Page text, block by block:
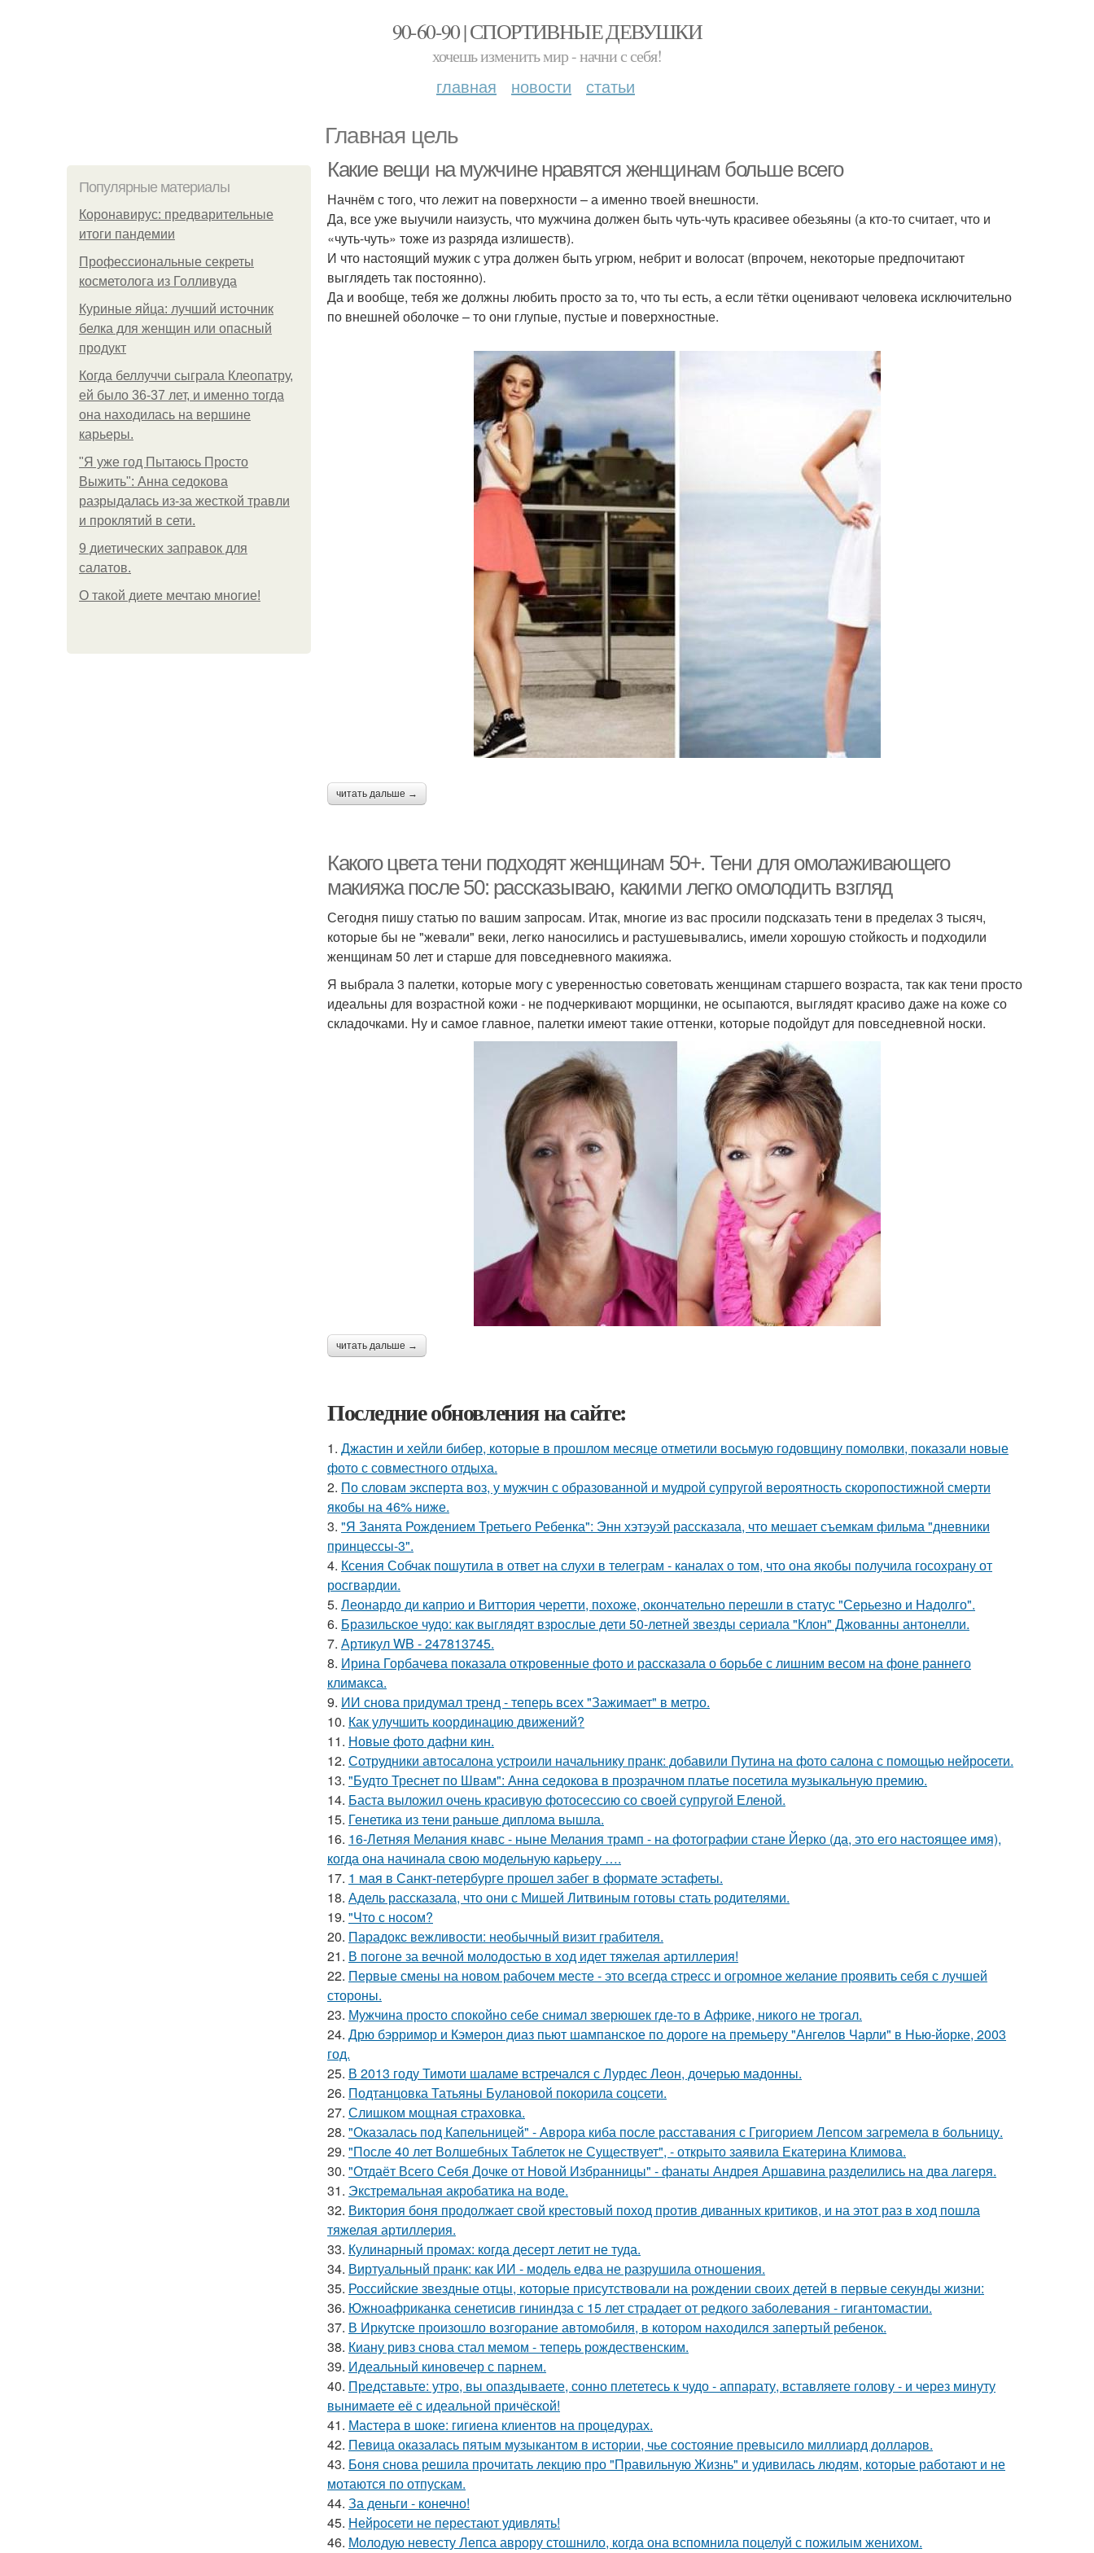
90-60-90 | СПОРТИВНЫЕ ДЕВУШКИ
хочешь изменить мир - начни с себя!
главная новости статьи
Главная цель
Популярные материалы
Коронавирус: предварительные
итоги пандемии
Профессиональные секреты
косметолога из Голливуда
Куриные яйца: лучший источник
белка для женщин или опасный
продукт
Когда беллуччи сыграла Клеопатру,
ей было 36-37 лет, и именно тогда
она находилась на вершине
карьеры.
"Я уже год Пытаюсь Просто
Выжить": Анна седокова
разрыдалась из-за жесткой травли
и проклятий в сети.
9 диетических заправок для
салатов.
О такой диете мечтаю многие!
Какие вещи на мужчине нравятся женщинам больше всего
Начнём с того, что лежит на поверхности – а именно твоей внешности.
Да, все уже выучили наизусть, что мужчина должен быть чуть-чуть красивее обезьяны (а кто-то считает, что и
«чуть-чуть» тоже из разряда излишеств).
И что настоящий мужик с утра должен быть угрюм, небрит и волосат (впрочем, некоторые предпочитают
выглядеть так постоянно).
Да и вообще, тебя же должны любить просто за то, что ты есть, а если тётки оценивают человека исключительно
по внешней оболочке – то они глупые, пустые и поверхностные.
читать дальше →
Какого цвета тени подходят женщинам 50+. Тени для омолаживающего
макияжа после 50: рассказываю, какими легко омолодить взгляд
Сегодня пишу статью по вашим запросам. Итак, многие из вас просили подсказать тени в пределах 3 тысяч,
которые бы не "жевали" веки, легко наносились и растушевывались, имели хорошую стойкость и подходили
женщинам 50 лет и старше для повседневного макияжа.
Я выбрала 3 палетки, которые могу с уверенностью советовать женщинам старшего возраста, так как тени просто
идеальны для возрастной кожи - не подчеркивают морщинки, не осыпаются, выглядят красиво даже на коже со
складочками. Ну и самое главное, палетки имеют такие оттенки, которые подойдут для повседневной носки.
читать дальше →
Последние обновления на сайте:
1. Джастин и хейли бибер, которые в прошлом месяце отметили восьмую годовщину помолвки, показали новые
фото с совместного отдыха.
2. По словам эксперта воз, у мужчин с образованной и мудрой супругой вероятность скоропостижной смерти
якобы на 46% ниже.
3. "Я Занята Рождением Третьего Ребенка": Энн хэтэуэй рассказала, что мешает съемкам фильма "дневники
принцессы-3".
4. Ксения Собчак пошутила в ответ на слухи в телеграм - каналах о том, что она якобы получила госохрану от
росгвардии.
5. Леонардо ди каприо и Виттория черетти, похоже, окончательно перешли в статус "Серьезно и Надолго".
6. Бразильское чудо: как выглядят взрослые дети 50-летней звезды сериала "Клон" Джованны антонелли.
7. Артикул WB - 247813745.
8. Ирина Горбачева показала откровенные фото и рассказала о борьбе с лишним весом на фоне раннего
климакса.
9. ИИ снова придумал тренд - теперь всех "Зажимает" в метро.
10. Как улучшить координацию движений?
11. Новые фото дафни кин.
12. Сотрудники автосалона устроили начальнику пранк: добавили Путина на фото салона с помощью нейросети.
13. "Будто Треснет по Швам": Анна седокова в прозрачном платье посетила музыкальную премию.
14. Баста выложил очень красивую фотосессию со своей супругой Еленой.
15. Генетика из тени раньше диплома вышла.
16. 16-Летняя Мелания кнавс - ныне Мелания трамп - на фотографии стане Йерко (да, это его настоящее имя),
когда она начинала свою модельную карьеру ….
17. 1 мая в Санкт-петербурге прошел забег в формате эстафеты.
18. Адель рассказала, что они с Мишей Литвиным готовы стать родителями.
19. "Что с носом?
20. Парадокс вежливости: необычный визит грабителя.
21. В погоне за вечной молодостью в ход идет тяжелая артиллерия!
22. Первые смены на новом рабочем месте - это всегда стресс и огромное желание проявить себя с лучшей
стороны.
23. Мужчина просто спокойно себе снимал зверюшек где-то в Африке, никого не трогал.
24. Дрю бэрримор и Кэмерон диаз пьют шампанское по дороге на премьеру "Ангелов Чарли" в Нью-йорке, 2003
год.
25. В 2013 году Тимоти шаламе встречался с Лурдес Леон, дочерью мадонны.
26. Подтанцовка Татьяны Булановой покорила соцсети.
27. Слишком мощная страховка.
28. "Оказалась под Капельницей" - Аврора киба после расставания с Григорием Лепсом загремела в больницу.
29. "После 40 лет Волшебных Таблеток не Существует", - открыто заявила Екатерина Климова.
30. "Отдаёт Всего Себя Дочке от Новой Избранницы" - фанаты Андрея Аршавина разделились на два лагеря.
31. Экстремальная акробатика на воде.
32. Виктория боня продолжает свой крестовый поход против диванных критиков, и на этот раз в ход пошла
тяжелая артиллерия.
33. Кулинарный промах: когда десерт летит не туда.
34. Виртуальный пранк: как ИИ - модель едва не разрушила отношения.
35. Российские звездные отцы, которые присутствовали на рождении своих детей в первые секунды жизни:
36. Южноафриканка сенетисив гининдза с 15 лет страдает от редкого заболевания - гигантомастии.
37. В Иркутске произошло возгорание автомобиля, в котором находился запертый ребенок.
38. Киану ривз снова стал мемом - теперь рождественским.
39. Идеальный киновечер с парнем.
40. Представьте: утро, вы опаздываете, сонно плететесь к чудо - аппарату, вставляете голову - и через минуту
вынимаете её с идеальной причёской!
41. Мастера в шоке: гигиена клиентов на процедурах.
42. Певица оказалась пятым музыкантом в истории, чье состояние превысило миллиард долларов.
43. Боня снова решила прочитать лекцию про "Правильную Жизнь" и удивилась людям, которые работают и не
мотаются по отпускам.
44. За деньги - конечно!
45. Нейросети не перестают удивлять!
46. Молодую невесту Лепса аврору стошнило, когда она вспомнила поцелуй с пожилым женихом.